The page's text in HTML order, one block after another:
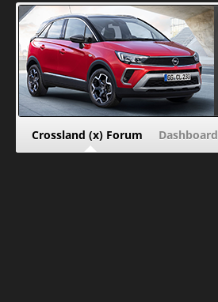
Crossland (x) Forum Dashboard